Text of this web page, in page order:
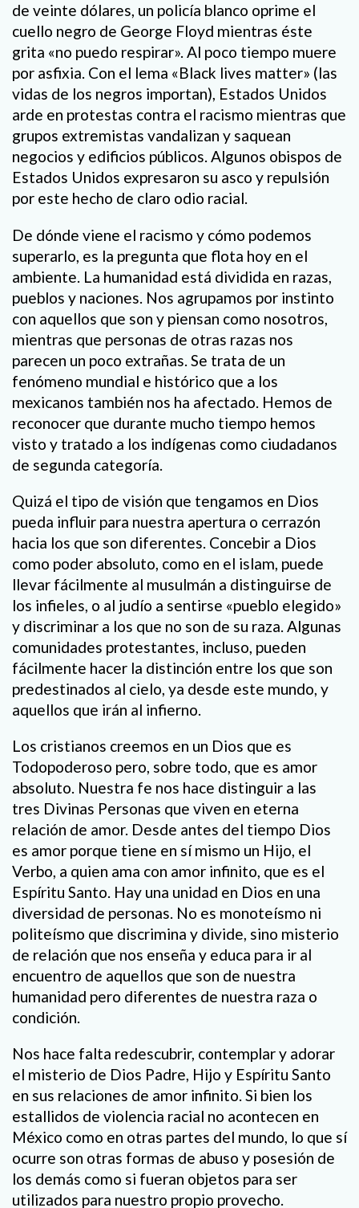
de veinte dólares, un policía blanco oprime el
cuello negro de George Floyd mientras éste
grita «no puedo respirar». Al poco tiempo muere
por asfixia. Con el lema «Black lives matter» (las
vidas de los negros importan), Estados Unidos
arde en protestas contra el racismo mientras que
grupos extremistas vandalizan y saquean
negocios y edificios públicos. Algunos obispos de
Estados Unidos expresaron su asco y repulsión
por este hecho de claro odio racial.
De dónde viene el racismo y cómo podemos
superarlo, es la pregunta que flota hoy en el
ambiente. La humanidad está dividida en razas,
pueblos y naciones. Nos agrupamos por instinto
con aquellos que son y piensan como nosotros,
mientras que personas de otras razas nos
parecen un poco extrañas. Se trata de un
fenómeno mundial e histórico que a los
mexicanos también nos ha afectado. Hemos de
reconocer que durante mucho tiempo hemos
visto y tratado a los indígenas como ciudadanos
de segunda categoría.
Quizá el tipo de visión que tengamos en Dios
pueda influir para nuestra apertura o cerrazón
hacia los que son diferentes. Concebir a Dios
como poder absoluto, como en el islam, puede
llevar fácilmente al musulmán a distinguirse de
los infieles, o al judío a sentirse «pueblo elegido»
y discriminar a los que no son de su raza. Algunas
comunidades protestantes, incluso, pueden
fácilmente hacer la distinción entre los que son
predestinados al cielo, ya desde este mundo, y
aquellos que irán al infierno.
Los cristianos creemos en un Dios que es
Todopoderoso pero, sobre todo, que es amor
absoluto. Nuestra fe nos hace distinguir a las
tres Divinas Personas que viven en eterna
relación de amor. Desde antes del tiempo Dios
es amor porque tiene en sí mismo un Hijo, el
Verbo, a quien ama con amor infinito, que es el
Espíritu Santo. Hay una unidad en Dios en una
diversidad de personas. No es monoteísmo ni
politeísmo que discrimina y divide, sino misterio
de relación que nos enseña y educa para ir al
encuentro de aquellos que son de nuestra
humanidad pero diferentes de nuestra raza o
condición.
Nos hace falta redescubrir, contemplar y adorar
el misterio de Dios Padre, Hijo y Espíritu Santo
en sus relaciones de amor infinito. Si bien los
estallidos de violencia racial no acontecen en
México como en otras partes del mundo, lo que sí
ocurre son otras formas de abuso y posesión de
los demás como si fueran objetos para ser
utilizados para nuestro propio provecho.